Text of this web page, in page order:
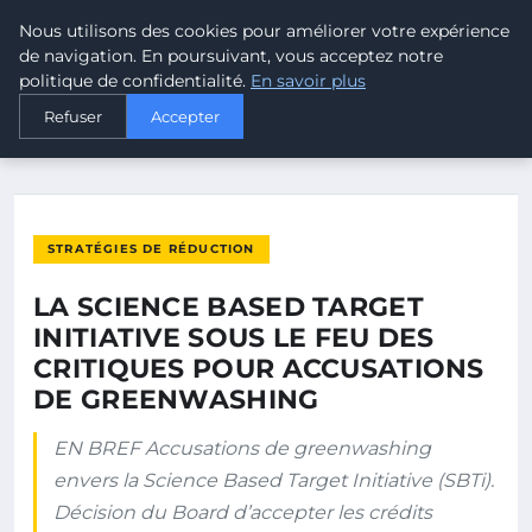
MALTA CLIMATE
ACCUEIL
LA SCIENCE BASED TARGET INITIATIVE SOUS LE FEU DES…
STRATÉGIES DE RÉDUCTION
LA SCIENCE BASED TARGET
INITIATIVE SOUS LE FEU DES
CRITIQUES POUR ACCUSATIONS
DE GREENWASHING
EN BREF Accusations de greenwashing
envers la Science Based Target Initiative (SBTi).
Décision du Board d’accepter les crédits
Nous utilisons des cookies pour améliorer votre expérience
de navigation. En poursuivant, vous acceptez notre
politique de confidentialité. En savoir plus
Refuser Accepter